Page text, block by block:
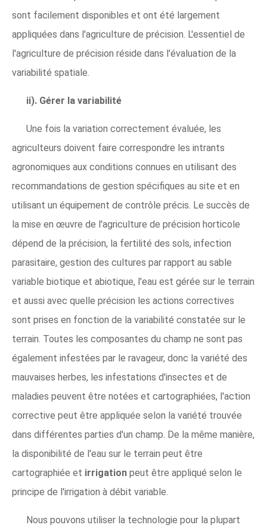
sont facilement disponibles et ont été largement
appliquées dans l'agriculture de précision. L'essentiel de
l'agriculture de précision réside dans l'évaluation de la
variabilité spatiale.
ii). Gérer la variabilité
Une fois la variation correctement évaluée, les
agriculteurs doivent faire correspondre les intrants
agronomiques aux conditions connues en utilisant des
recommandations de gestion spécifiques au site et en
utilisant un équipement de contrôle précis. Le succès de
la mise en œuvre de l'agriculture de précision horticole
dépend de la précision, la fertilité des sols, infection
parasitaire, gestion des cultures par rapport au sable
variable biotique et abiotique, l'eau est gérée sur le terrain
et aussi avec quelle précision les actions correctives
sont prises en fonction de la variabilité constatée sur le
terrain. Toutes les composantes du champ ne sont pas
également infestées par le ravageur, donc la variété des
mauvaises herbes, les infestations d'insectes et de
maladies peuvent être notées et cartographiées, l'action
corrective peut être appliquée selon la variété trouvée
dans différentes parties d'un champ. De la même manière,
la disponibilité de l'eau sur le terrain peut être
cartographiée et irrigation peut être appliqué selon le
principe de l'irrigation à débit variable.
Nous pouvons utiliser la technologie pour la plupart